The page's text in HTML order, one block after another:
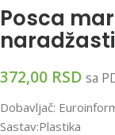
Posca
372,00 RSD sa
Dobavljač:
Sastav:Plastika